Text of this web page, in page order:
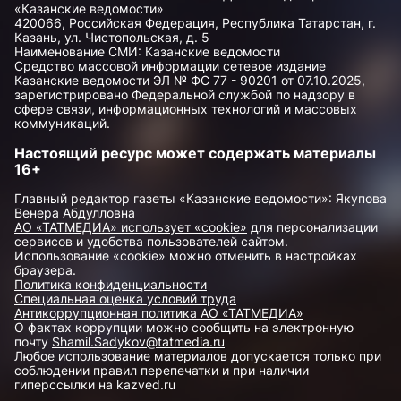
«Казанские ведомости»
420066, Российская Федерация, Республика Татарстан, г.
Казань, ул. Чистопольская, д. 5
Наименование СМИ: Казанские ведомости
Средство массовой информации сетевое издание
Казанские ведомости ЭЛ № ФС 77 - 90201 от 07.10.2025,
зарегистрировано Федеральной службой по надзору в
сфере связи, информационных технологий и массовых
коммуникаций.
Настоящий ресурс может содержать материалы
16+
Главный редактор газеты «Казанские ведомости»: Якупова
Венера Абдулловна
АО «ТАТМЕДИА» использует «cookie» для персонализации
сервисов и удобства пользователей сайтом.
Использование «cookie» можно отменить в настройках
браузера.
Политика конфиденциальности
Специальная оценка условий труда
Антикоррупционная политика АО «ТАТМЕДИА»
О фактах коррупции можно сообщить на электронную
почту Shamil.Sadykov@tatmedia.ru
Любое использование материалов допускается только при
соблюдении правил перепечатки и при наличии
гиперссылки на kazved.ru